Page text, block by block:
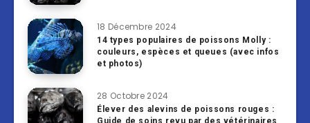
18 Décembre 2024
14 types populaires de poissons Molly :
couleurs, espèces et queues (avec infos
et photos)
28 Octobre 2024
Élever des alevins de poissons rouges :
Guide de soins revu par des vétérinaires